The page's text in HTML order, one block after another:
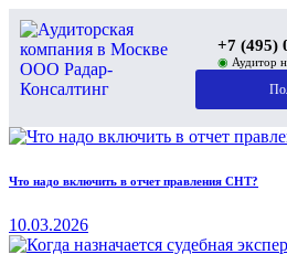
+7 (495)
◉ Аудитор
Что надо включить в отчет правления СНТ?
10.03.2026